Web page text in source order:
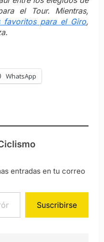
el Tour. Mientras,
favoritos para el Giro,
WhatsApp
entradas en tu correo
Suscribirse